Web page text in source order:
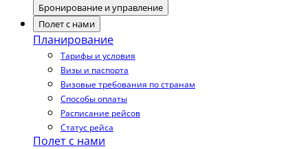
Бронирование и управление
Полет с нами
Планирование
Тарифы и условия
Визы и паспорта
Визовые требования по странам
Способы оплаты
Расписание рейсов
Статус рейса
Полет с нами